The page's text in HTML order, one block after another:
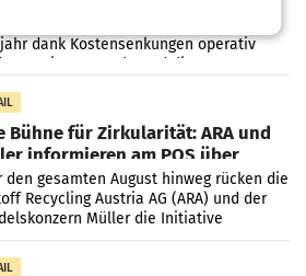
MAILAND/AMSTERDAM. Der
dank Kostensenkungen operativ
Gewinn gemacht und die
Bühne für Zirkularität: ARA und
informieren am POS über
den gesamten August hinweg rücken die
Recycling Austria AG (ARA) und der
Müller die Initiative
Helden“ in allen österreichischen
Filialen